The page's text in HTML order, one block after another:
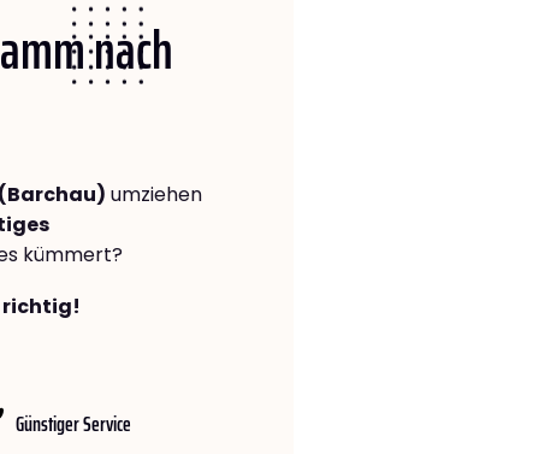
nach
umziehen
kümmert?
richtig!
Günstiger Service